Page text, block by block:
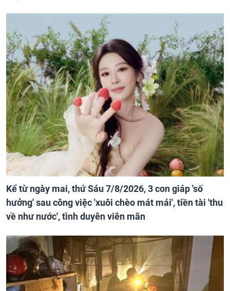
Kể từ ngày mai, thứ Sáu 7/8/2026, 3 con giáp 'số
hưởng' sau công việc 'xuôi chèo mát mái', tiền tài 'thu
về như nước', tình duyên viên mãn